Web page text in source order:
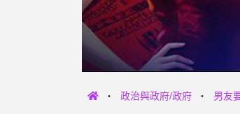
政治與政府/政府 男友